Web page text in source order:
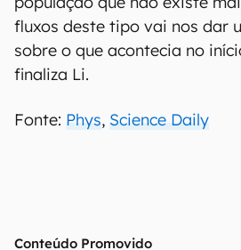
fluxos deste tipo vai nos dar
sobre o que acontecia no
finaliza Li.
Fonte: Phys, Science Daily